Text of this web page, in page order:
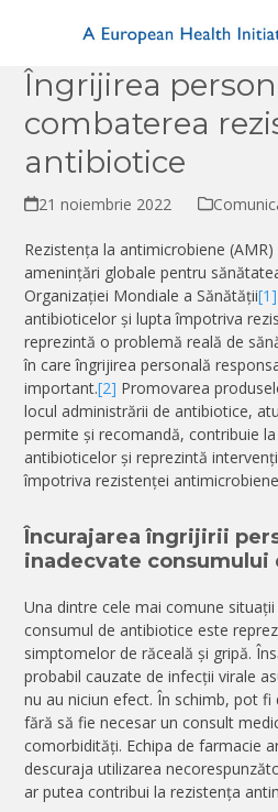
Îngrijirea
combaterea
antibiotice
21 noiembrie 2022
Rezistența la antimicrobiene
amenințări globale pentru
Organizației Mondiale a Sănătății[1]
antibioticelor și lupta împotriva
reprezintă o problemă reală de
în care îngrijirea personală
important.[2] Promovarea
locul administrării de antibiotice,
permite și recomandă, contribuie
antibioticelor și reprezintă
împotriva rezistenței
Încurajarea îngrijirii
inadecvate
Una dintre cele mai comune
consumul de antibiotice este
simptomelor de răceală și gripă.
probabil cauzate de infecții virale
nu au niciun efect. În schimb, pot
fără să fie necesar un consult
comorbidități. Echipa de farmacie
descuraja utilizarea
ar putea contribui la rezistența